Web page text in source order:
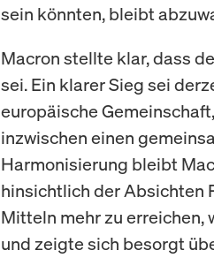
sein könnten, bleibt
Macron stellte klar, dass
sei. Ein klarer Sieg sei
europäische
inzwischen einen
Harmonisierung bleibt
hinsichtlich der Absichten
Mitteln mehr zu erreichen,
und zeigte sich besorgt